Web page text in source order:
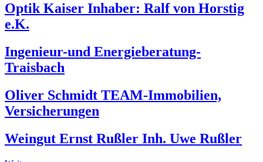
Optik Kaiser Inhaber: Ralf von Horstig
e.K.
Ingenieur-und Energieberatung-
Traisbach
Oliver Schmidt TEAM-Immobilien,
Versicherungen
Weingut Ernst Rußler Inh. Uwe Rußler